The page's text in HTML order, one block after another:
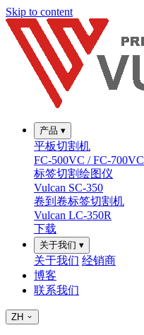
Skip to content
产品 ▾
平板切割机
FC-500VC / FC-700VC
标签切割绘图仪
Vulcan SC-350
卷到卷标签切割机
Vulcan LC-350R
下载
关于我们 ▾
关于我们 经销商
博客
联系我们
ZH